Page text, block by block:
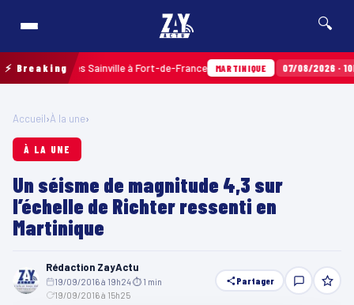
🔍
⚡ Breaking
aux Terres Sainville à Fort-de-France MARTINIQUE 07/08/2026 · 10h35
Accueil›À la une›
À LA UNE
Un séisme de magnitude 4,3 sur
l’échelle de Richter ressenti en
Martinique
Rédaction ZayActu
19/09/2016 à 19h24⏱ 1 min
19/09/2016 à 15h25
Partager